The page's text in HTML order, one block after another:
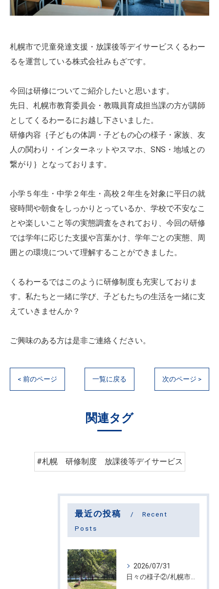
札幌市で児童発達支援・放課後等デイサービスくるわー
るを運営している株式会社みもざです。
今回は研修についてご紹介したいと思います。
先日、札幌市教育委員会・教職員育成担当課の方が講師
としてくるわーるにお越し下さいました。
研修内容｛子どもの体調・子どもの心の様子・家族、友
人の関わり・インターネットやスマホ、SNS・地域との
繋がり｝となっております。
小学５年生・中学２年生・高校２年生を対象に平日の就
寝時間や朝食をしっかりとっているか、学校で不安なこ
とや楽しいこと等の実態調査をされており、今回の研修
では学年に応じた支援や言葉かけ、学年ごとの実態、周
囲との環境について理解することができました。
くるわーるではこのように研修制度も充実しておりま
す。私たちと一緒に学び、子どもたちの生活を一緒に支
えていきませんか？
ご興味のある方は是非ご連絡ください。
< 前のページ 一覧に戻る 次のページ >
関連タグ
#札幌 研修制度 放課後等デイサービス
最近の投稿
Recent
Posts
2026/07/31